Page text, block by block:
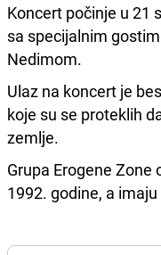
Koncert počinje u 21
sa specijalnim
Nedimom.
Ulaz na koncert je
koje su se proteklih
zemlje.
Grupa Erogene Zone
1992. godine, a